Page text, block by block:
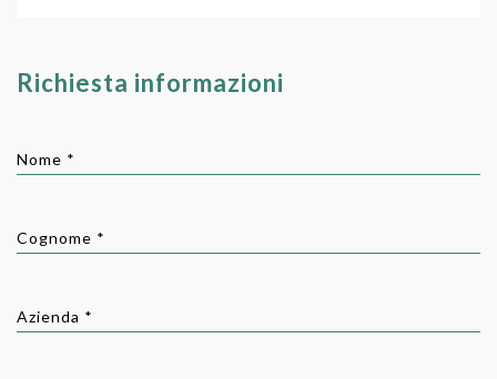
Richiesta informazioni
Nome *
Cognome *
Azienda *